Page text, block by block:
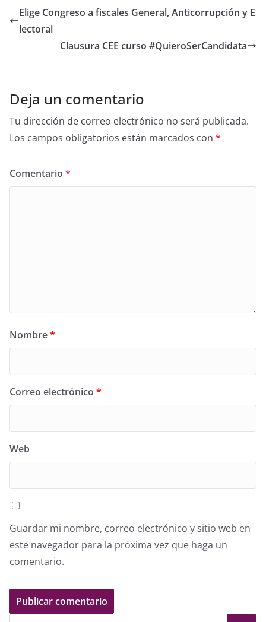
e
b
er e
Elige Congreso a fiscales General, Anticorrupción y E
lectoral
Clausura CEE curso #QuieroSerCandidata
Deja un comentario
Tu dirección de correo electrónico no será publicada.
Los campos obligatorios están marcados con *
Comentario *
Nombre*
Correo electrónico *
Web
Guardar mi nombre, correo electrónico y sitio web en
este navegador para la próxima vez que haga un
comentario.